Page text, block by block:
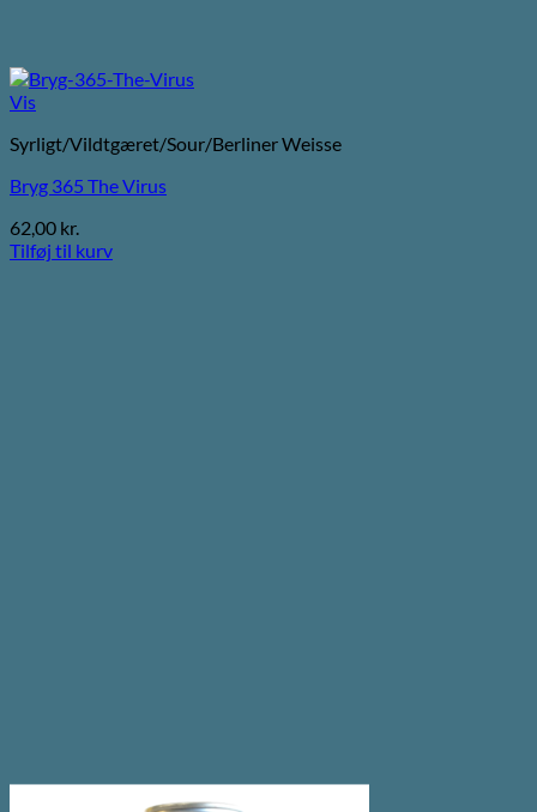
Vis
Syrligt/Vildtgæret/Sour/Berliner Weisse
Bryg 365 The Virus
62,00 kr.
Tilføj til kurv